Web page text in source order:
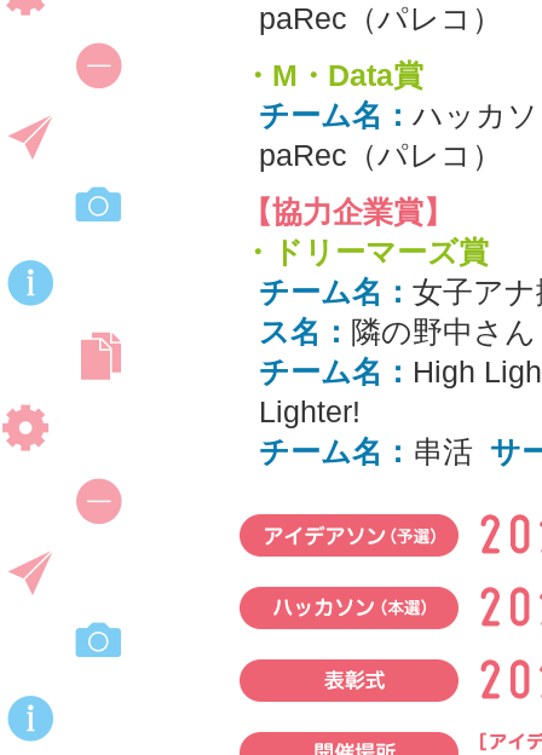
paRec（パレコ）
・M・Data賞
チーム名： ハッカ
paRec（パレコ）
【協力企業賞】
・ドリーマーズ賞
チーム名： 女子ア
ス名： 隣の野中さん
チーム名： High
Lighter!
チーム名： 串活 サ